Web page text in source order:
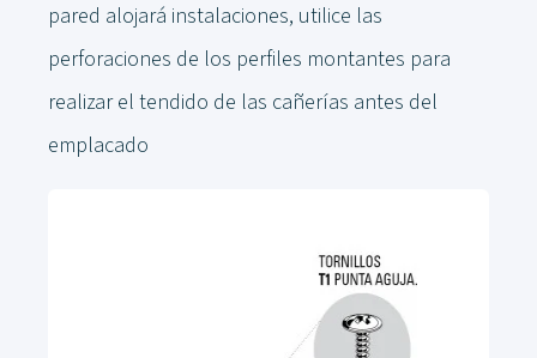
pared alojará instalaciones, utilice las
perforaciones de los perfiles montantes para
realizar el tendido de las cañerías antes del
emplacado